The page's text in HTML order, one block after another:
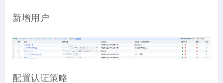
新增用户
配置认证策略